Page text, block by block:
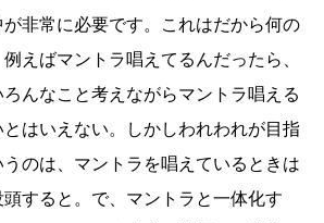
非常に必要です。これはだから何の
えばマントラ唱えてるんだったら、
んなこと考えながらマントラ唱える
はいえない。しかしわれわれが目指
のは、マントラを唱えているときは
すると。で、マントラと一体化す